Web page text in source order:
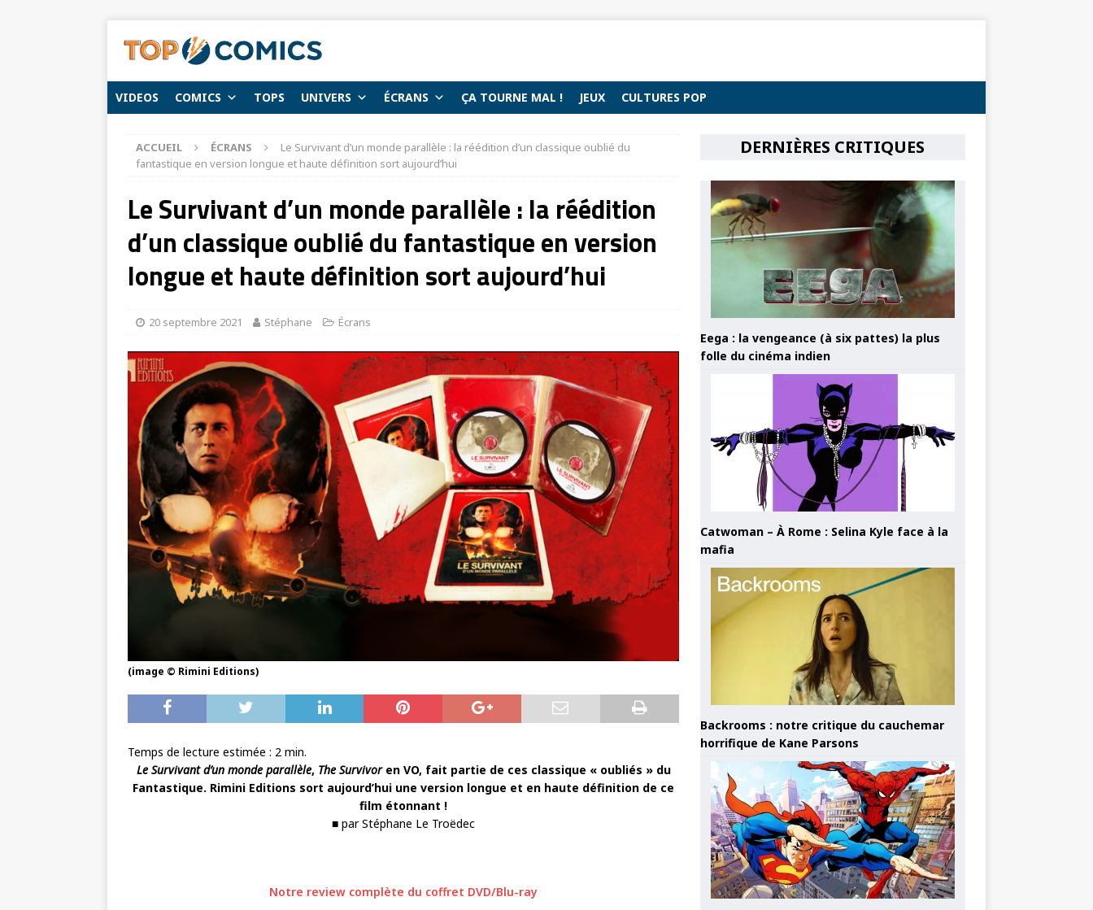
VIDEOS COMICS TOPS UNIVERS ÉCRANS ÇA TOURNE MAL ! JEUX CULTURES POP
ACCUEIL ÉCRANS
Le Survivant d’un monde parallèle : la réédition d’un classique oublié du
fantastique en version longue et haute définition sort aujourd’hui
Le Survivant d’un monde parallèle : la réédition
d’un classique oublié du fantastique en version
longue et haute définition sort aujourd’hui
20 septembre 2021 Stéphane Écrans
(image © Rimini Editions)
Temps de lecture estimée : 2 min.
Le Survivant d’un monde parallèle, The Survivoren VO, fait partie de ces classique « oubliés » du
Fantastique. Rimini Editions sort aujourd’hui une version longue et en haute définition de ce
film étonnant !
■ par Stéphane Le Troëdec
Notre review complète du coffret DVD/Blu-ray
DERNIÈRES CRITIQUES
Eega : la vengeance (à six pattes) la plus
folle du cinéma indien
Catwoman – À Rome : Selina Kyle face à la
mafia
Backrooms : notre critique du cauchemar
horrifique de Kane Parsons